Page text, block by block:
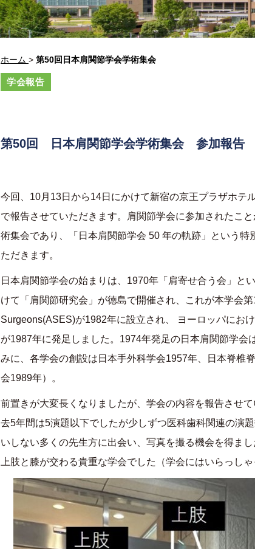
ホーム > 第50回日本肩関節学会学術集会
学会報告
第50回 日本肩関節学会学術集会 参加報告
今回、 10月 13日から14日にかけて新宿の京王プラザホテ
で報告させていただきます。肩関節学会に参加されたこ
術集会であり、「日本肩関節学会 50 年の軌跡」という特
ただきます。
日本肩関節学会の始まりは、 1970年「肩寄せ合う会」と
けて「肩関節研究会」が徳島で開催され、これが本学会第
Surgeons(ASES)が1982年に設立され、 ヨーロッパにお
が1987年に発足しました。 1974年発足の日本肩関節学会
みに、各学会の創設は日本手外科学会1957年、日本脊椎
会1989年）。
前置きが大変長くなりましたが、学会の内容を報告させ
去5年間は5演題以下でしたが少しずつ医科歯科関連の演
いしない多くの先生方に出会い、写真を撮る機会を得ま
上肢と膝が交わる貴重な学会でした（学会にはいらっし